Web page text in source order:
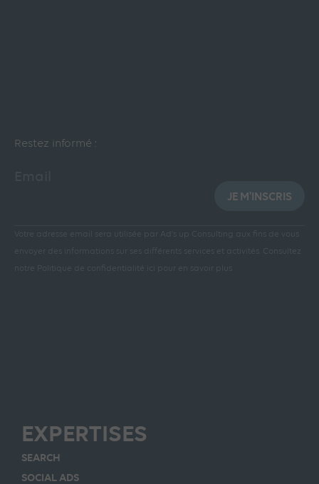
Restez informé :
JE M'INSCRIS
Votre adresse email sera utilisée par Ad’s up Consulting aux fins de vous
envoyer des informations sur ses différents services et activités.
Consultez
notre Politique de confidentialité ici pour en savoir plus
EXPERTISES
SEARCH
SOCIAL ADS